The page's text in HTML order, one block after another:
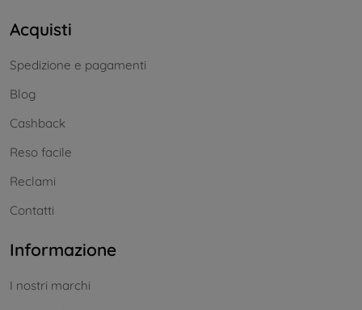
Acquisti
Spedizione e pagamenti
Blog
Cashback
Reso facile
Reclami
Contatti
Informazione
I nostri marchi